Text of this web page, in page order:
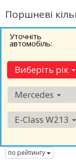
Поршневі
Уточніть
автомобіль:
Виберіть рік
Mercedes
E-Class W213
по рейтингу